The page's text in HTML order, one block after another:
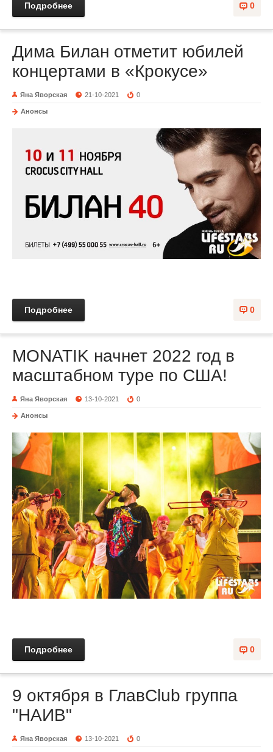
0
Подробнее
Дима Билан отметит юбилей
концертами в «Крокусе»
Яна Яворская 21-10-2021 0
Анонсы
0
Подробнее
MONATIK начнет 2022 год в
масштабном туре по США!
Яна Яворская 13-10-2021 0
Анонсы
0
Подробнее
9 октября в ГлавClub группа
"НАИВ"
Яна Яворская 13-10-2021 0